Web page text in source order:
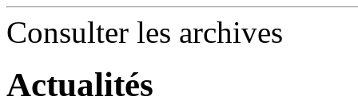
Consulter les archives
Actualités